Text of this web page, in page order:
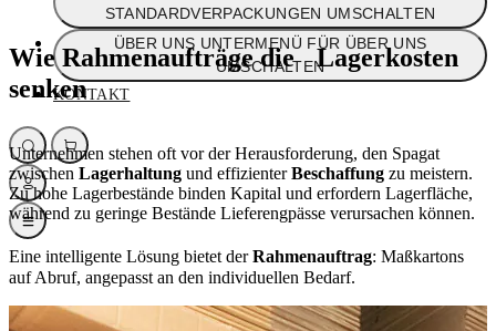
STANDARDVERPACKUNGEN UMSCHALTEN
ÜBER UNS UNTERMENÜ FÜR ÜBER UNS
UMSCHALTEN
KONTAKT
Wie Rahmenaufträge die Lagerkosten
senken
Unternehmen stehen oft vor der Herausforderung, den Spagat
zwischen Lagerhaltung und effizienterBeschaffung zu meistern.
Zu hohe Lagerbestände binden Kapital und erfordern Lagerfläche,
während zu geringe Bestände Lieferengpässe verursachen können.
Eine intelligente Lösung bietet derRahmenauftrag: Maßkartons
auf Abruf, angepasst an den individuellen Bedarf.